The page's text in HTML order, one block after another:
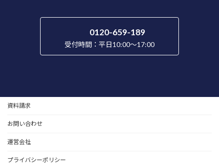
0120-659-189
受付時間：平日10:00～17:00
資料請求
お問い合わせ
運営会社
プライバシーポリシー